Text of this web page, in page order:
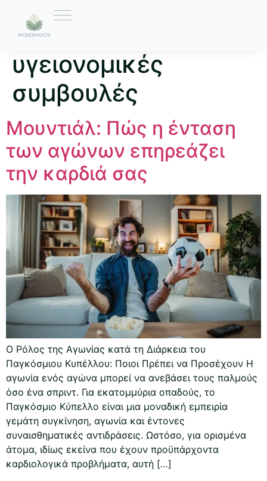
Ετικέτα:
υγειονομικές
συμβουλές
Μουντιάλ: Πώς η ένταση
των αγώνων επηρεάζει
την καρδιά σας
Ο Ρόλος της Αγωνίας κατά τη Διάρκεια του
Παγκόσμιου Κυπέλλου: Ποιοι Πρέπει να Προσέχουν Η
αγωνία ενός αγώνα μπορεί να ανεβάσει τους παλμούς
όσο ένα σπριντ. Για εκατομμύρια οπαδούς, το
Παγκόσμιο Κύπελλο είναι μια μοναδική εμπειρία
γεμάτη συγκίνηση, αγωνία και έντονες
συναισθηματικές αντιδράσεις. Ωστόσο, για ορισμένα
άτομα, ιδίως εκείνα που έχουν προϋπάρχοντα
καρδιολογικά προβλήματα, αυτή […]